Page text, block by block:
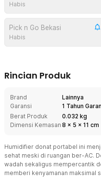
Habis
Pick n Go Bekasi
Habis
Rincian Produk
Brand
Lainnya
Garansi
1 Tahun
Berat Produk
0.032 kg
Dimensi Kemasan 8 x 5 x 11 cm
Humidifier donat portabel ini
sehat meski di ruangan ber-AC.
wadah sekaligus mempercantik
memberi kenyamanan maksimal